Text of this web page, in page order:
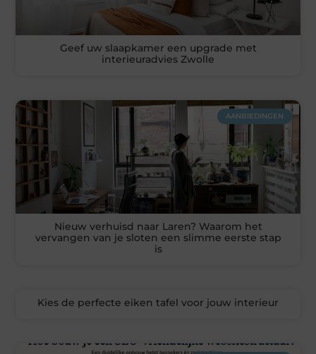
Geef uw slaapkamer een upgrade met
interieuradvies Zwolle
AANBIEDINGEN
Nieuw verhuisd naar Laren? Waarom het
vervangen van je sloten een slimme eerste stap
is
Kies de perfecte eiken tafel voor jouw interieur